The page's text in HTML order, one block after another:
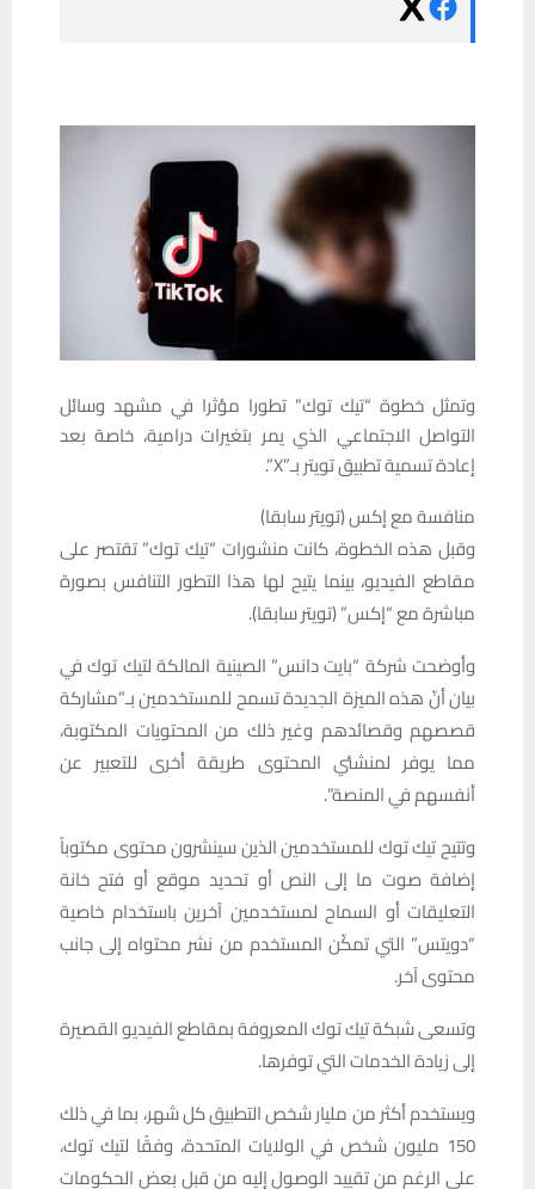
وتمثل خطوة “تيك توك” تطورا مؤثرا في مشهد وسائل
التواصل الاجتماعي الذي يمر بتغيرات درامية، خاصة بعد
إعادة تسمية تطبيق تويتر بـ”X”.
منافسة مع إكس (تويتر سابقا)
وقبل هذه الخطوة، كانت منشورات “تيك توك” تقتصر على
مقاطع الفيديو، بينما يتيح لها هذا التطور التنافس بصورة
مباشرة مع “إكس” (تويتر سابقا).
وأوضحت شركة “بايت دانس” الصينية المالكة لتيك توك في
بيان أنّ هذه الميزة الجديدة تسمح للمستخدمين بـ”مشاركة
قصصهم وقصائدهم وغير ذلك من المحتويات المكتوبة،
مما يوفر لمنشئي المحتوى طريقة أخرى للتعبير عن
أنفسهم في المنصة”.
وتتيح تيك توك للمستخدمين الذين سينشرون محتوى مكتوباً
إضافة صوت ما إلى النص أو تحديد موقع أو فتح خانة
التعليقات أو السماح لمستخدمين آخرين باستخدام خاصية
“دويتس” التي تمكّن المستخدم من نشر محتواه إلى جانب
محتوى آخر.
وتسعى شبكة تيك توك المعروفة بمقاطع الفيديو القصيرة
إلى زيادة الخدمات التي توفرها.
ويستخدم أكثر من مليار شخص التطبيق كل شهر، بما في ذلك
150 مليون شخص في الولايات المتحدة، وفقًا لتيك توك،
على الرغم من تقييد الوصول إليه من قبل بعض الحكومات